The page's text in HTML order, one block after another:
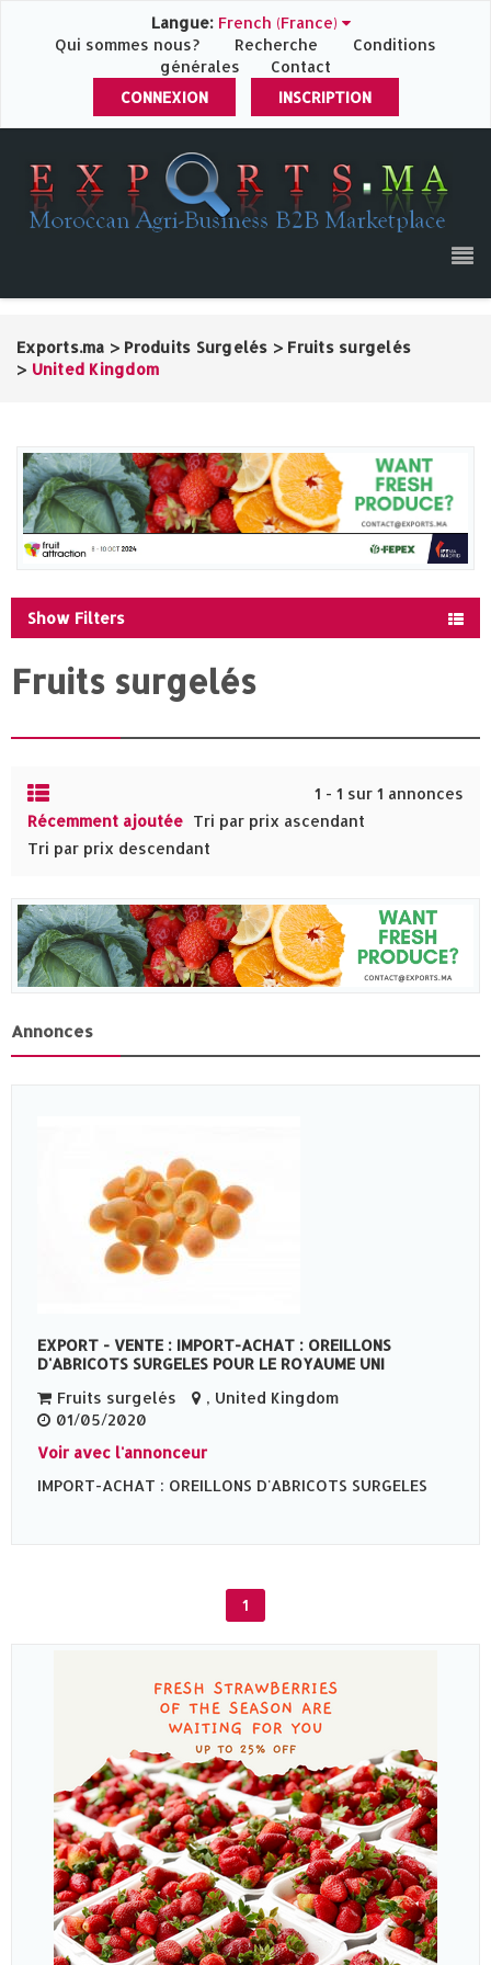
Langue: French (France)
Qui sommes nous?
Recherche
Conditions
générales
Contact
CONNEXION
INSCRIPTION
Exports.ma > Produits Surgelés > Fruits surgelés
> United Kingdom
Show Filters
Fruits surgelés
1 - 1 sur 1 annonces
Récemment ajoutée Tri par prix ascendant
Tri par prix descendant
Annonces
EXPORT - VENTE : IMPORT-ACHAT : OREILLONS
D'ABRICOTS SURGELES POUR LE ROYAUME UNI
Fruits surgelés
, United Kingdom
01/05/2020
Voir avec l'annonceur
IMPORT-ACHAT : OREILLONS D'ABRICOTS SURGELES
1